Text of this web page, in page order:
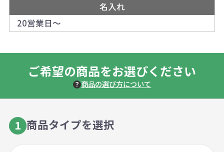
名入れ
20営業日～
ご希望の商品をお選びください
商品の選び方について
1 商品タイプを選択